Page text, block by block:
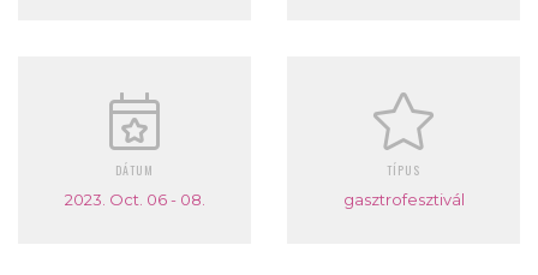
DÁTUM
2023. Oct. 06 - 08.
TÍPUS
gasztrofesztivál